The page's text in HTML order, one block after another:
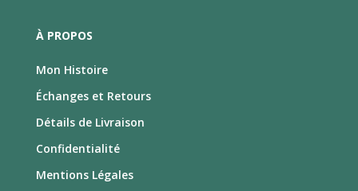
À PROPOS
Mon Histoire
Échanges et Retours
Détails de Livraison
Confidentialité
Mentions Légales